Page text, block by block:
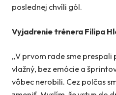
poslednej chvíli gól.
Vyjadrenie trénera Filipa
„V prvom rade sme prespali
vlažný, bez emócie a
vôbec nerobili. Cez polčas